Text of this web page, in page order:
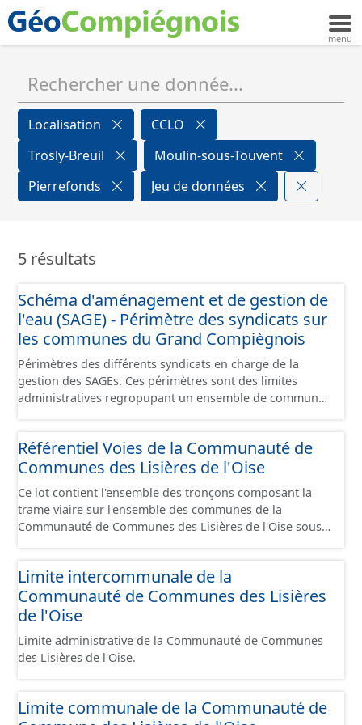
Localisation
CCLO
Trosly-Breuil
Moulin-sous-Touvent
Pierrefonds
Jeu de données
5 résultats
Schéma d'aménagement et de gestion de
l'eau (SAGE) - Périmètre des syndicats sur
les communes du Grand Compiègnois
Périmètres des différents syndicats en charge de la
gestion des SAGEs. Ces périmètres sont des limites
administratives regropupant un ensemble de communes
diverses : - SAGE, - GEMA (Gestion des Milieux
Aquatiques) - Ruissellement. Le ou les périmètres du
données.
Référentiel Voies de la Communauté de
Communes des Lisières de l'Oise
Ce lot contient l'ensemble des tronçons composant la
trame viaire sur l'ensemble des communes de la
Communauté de Communes des Lisières de l'Oise sous
par un libellé de voie. Un tronçon appartient à une ou
deux communes. Un tronçon représente, le plus
souvent, le centre de la chaussée. Les tronçons de voies
correspondent à des intersections ou des jonctions, sauf
dans le cas d'un chevauchement (cf paragraphe suivant).
(franchissement d’un tronçon routier ou ferré) : les
Limite intercommunale de la
Communauté de Communes des Lisières
de l'Oise
Limite administrative de la Communauté de Communes
des Lisières de l'Oise.
Limite communale de la Communauté de